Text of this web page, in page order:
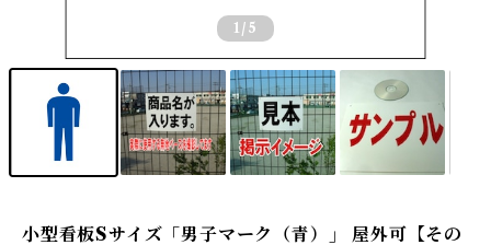
1 /5
小型看板Sサイズ「男子マーク（青）」 屋外可【その